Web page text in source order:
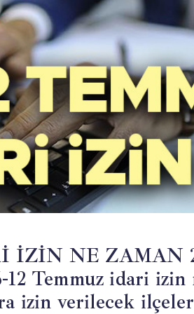
NE ZAMAN
Temmuz idari
izin verilecek